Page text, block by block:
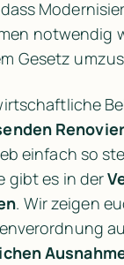
notwendig
Gesetz
einfach so
gibt es in der
. Wir zeigen